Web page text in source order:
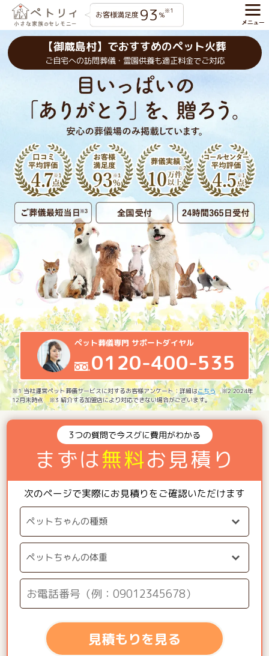
お客様満足度 93 %※1
【御蔵島村】でおすすめのペット火葬
ご自宅への訪問葬儀・霊園供養も適正料金でご対応
ペット葬儀専門 サポートダイヤル
0120-400-535
※1 当社運営ペット葬儀サービスに対するお客様アンケート：詳細はこちら ※2 2024年
12月末時点 ※3 紹介する加盟店により対応できない場合がございます。
3つの質問で今スグに費用がわかる
まずは無料お見積り
次のページで実際にお見積りをご確認いただけます
見積もりを見る